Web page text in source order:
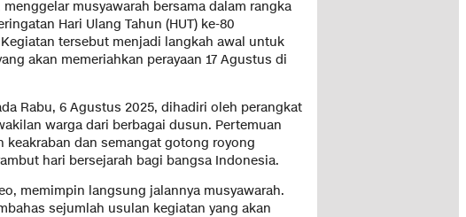
musyawarah bersama dalam rangka
Hari Ulang Tahun (HUT) ke-80
tersebut menjadi langkah awal untuk
akan memeriahkan perayaan 17 Agustus di
Rabu, 6 Agustus 2025, dihadiri oleh perangkat
warga dari berbagai dusun. Pertemuan
keakraban dan semangat gotong royong
hari bersejarah bagi bangsa Indonesia.
memimpin langsung jalannya musyawarah.
sejumlah usulan kegiatan yang akan